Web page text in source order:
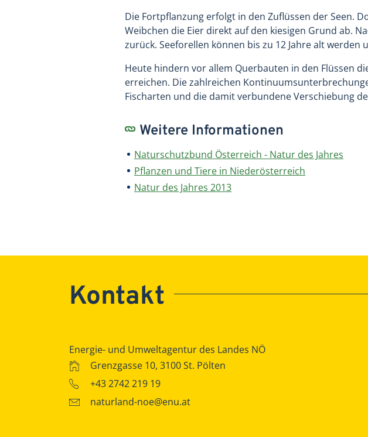
Die Fortpflanzung erfolgt in den Zuflüssen der Seen.
Weibchen die Eier direkt auf den kiesigen Grund ab.
zurück. Seeforellen können bis zu 12 Jahre alt
Heute hindern vor allem Querbauten in den Flüssen
erreichen. Die zahlreichen
Fischarten und die damit verbundene Verschiebung
Weitere Informationen
Naturschutzbund Österreich - Natur des Jahres
Pflanzen und Tiere in Niederösterreich
Natur des Jahres 2013
Kontakt
Energie- und Umweltagentur des Landes NÖ
Grenzgasse 10, 3100 St. Pölten
+43 2742 219 19
naturland-noe@enu.at